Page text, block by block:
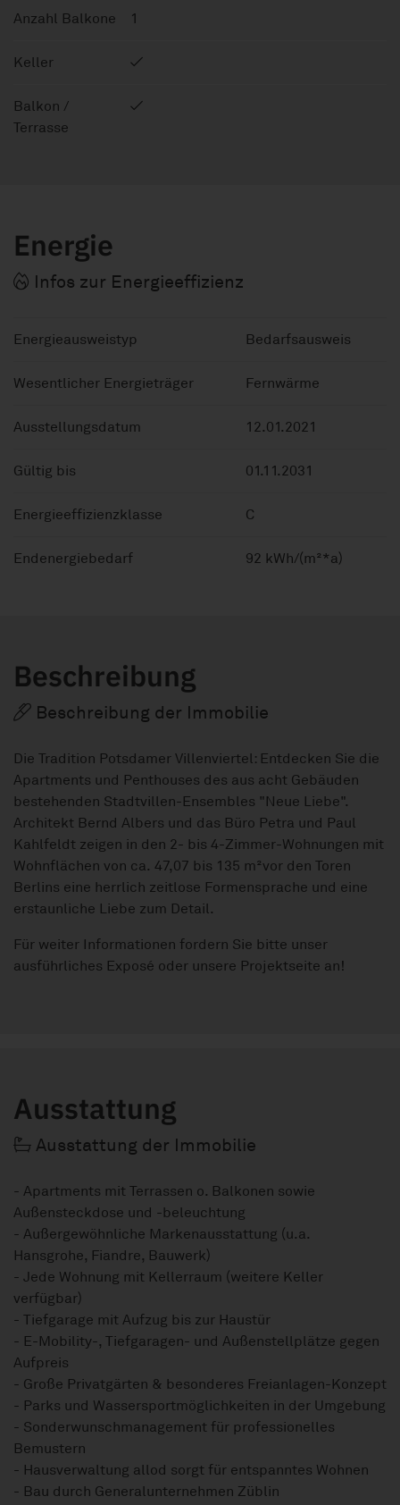
Anzahl Balkone 1
Keller
Balkon /
Terrasse
Energie
Infos zur Energieeffizienz
Energieausweistyp Bedarfsausweis
Wesentlicher Energieträger Fernwärme
Ausstellungsdatum 12.01.2021
Gültig bis 01.11.2031
Energieeffizienzklasse C
Endenergiebedarf 92 kWh/(m²*a)
Beschreibung
Beschreibung der Immobilie
Die Tradition Potsdamer Villenviertel: Entdecken Sie die
Apartments und Penthouses des aus acht Gebäuden
bestehenden Stadtvillen-Ensembles "Neue Liebe".
Architekt Bernd Albers und das Büro Petra und Paul
Kahlfeldt zeigen in den 2- bis 4-Zimmer-Wohnungen mit
Wohnflächen von ca. 47,07 bis 135 m²vor den Toren
Berlins eine herrlich zeitlose Formensprache und eine
erstaunliche Liebe zum Detail.
Für weiter Informationen fordern Sie bitte unser
ausführliches Exposé oder unsere Projektseite an!
Ausstattung
Ausstattung der Immobilie
- Apartments mit Terrassen o. Balkonen sowie
Außensteckdose und -beleuchtung
- Außergewöhnliche Markenausstattung (u.a.
Hansgrohe, Fiandre, Bauwerk)
- Jede Wohnung mit Kellerraum (weitere Keller
verfügbar)
- Tiefgarage mit Aufzug bis zur Haustür
- E-Mobility-, Tiefgaragen- und Außenstellplätze gegen
Aufpreis
- Große Privatgärten & besonderes Freianlagen-Konzept
- Parks und Wassersportmöglichkeiten in der Umgebung
- Sonderwunschmanagement für professionelles
Bemustern
- Hausverwaltung allod sorgt für entspanntes Wohnen
- Bau durch Generalunternehmen Züblin